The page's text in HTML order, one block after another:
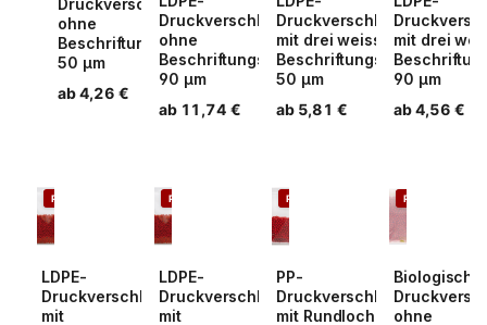
Druckverschlussbeutel
ohne
Beschriftungsstreifen
50 µm
Normaler Preis
ab 4,26 €
Druckverschlussbeutel
ohne
Beschriftungsstreifen
90 µm
Normaler Preis
ab 11,74 €
Druckverschlussbeutel
mit drei weissen
Beschriftungsstreifen
50 µm
Normaler Preis
ab 5,81 €
mit drei
90 µm
Normaler
ab 4,56 €
PPWR
LDPE-
Druckverschlussbeutel
mit
PPWR
LDPE-
Druckverschlussbeutel
mit
PPWR
PP-
Druckverschlussbeutel
mit Rundloch 50 µm
PPWR
Biologisch
ohne